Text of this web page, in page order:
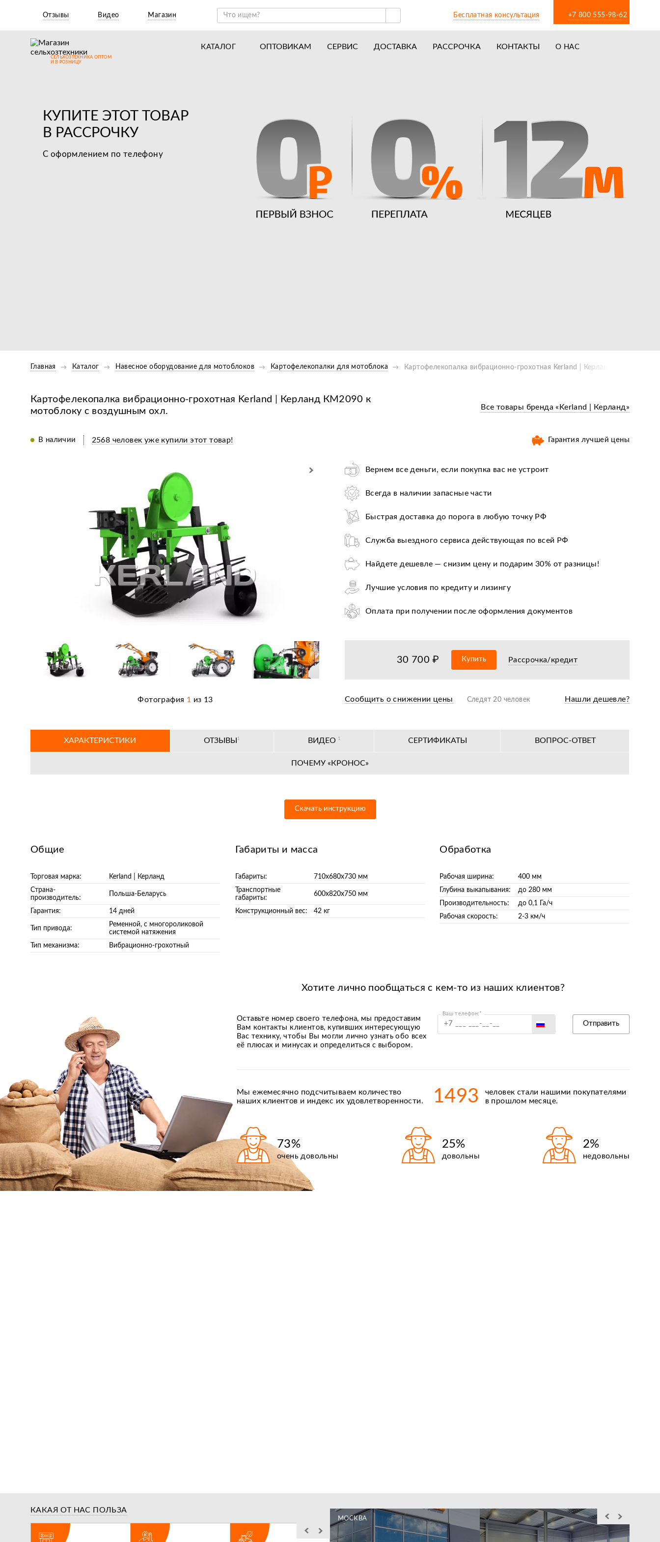
Отзывы Видео Магазин Бесплатная консультация +7 800 555-98-62
СЕЛЬХОЗТЕХНИКА ОПТОМ
И В РОЗНИЦУ
КАТАЛОГ
Навесное оборудование для мотоблоков
ОПТОВИКАМ СЕРВИС ДОСТАВКА РАССРОЧКА КОНТАКТЫ
О НАС
Новости
Отзывы
Вакансии
Гарантия лучшей цены
КУПИТЕ ЭТОТ ТОВАР
В РАССРОЧКУ
С оформлением по телефону
Главная Каталог Навесное оборудование для мотоблоков Картофелекопалки для мотоблока Картофелекопалка вибрационно-грохотная Kerland | Керланд КМ2090 к
Картофелекопалка вибрационно-грохотная Kerland | Керланд КМ2090 к
мотоблоку с воздушным охл.
Все товары бренда «Kerland | Керланд»
В наличии 2568 человек уже купили этот товар! Гарантия лучшей цены
Фотография 1 из 13
Вернем все деньги, если покупка вас не устроит
Всегда в наличии запасные части
Быстрая доставка до порога в любую точку РФ
Служба выездного сервиса действующая по всей РФ
Найдете дешевле — снизим цену и подарим 30% от разницы!
Лучшие условия по кредиту и лизингу
Оплата при получении после оформления документов
36+ авторизированных сервисных центров по всей РФ
30 700 ₽ Купить Рассрочка/кредит
Сообщить о снижении цены Следят 20 человек Нашли дешевле?
ХАРАКТЕРИСТИКИ ОТЗЫВЫ 1 ВИДЕО 1 СЕРТИФИКАТЫ ВОПРОС-ОТВЕТ
ПОЧЕМУ «КРОНОС»
Скачать инструкцию
Общие
Торговая марка:
Kerland | Керланд
Страна-
производитель:
Польша-Беларусь
Гарантия: 14 дней
Тип привода:
Ременной, с многороликовой
системой натяжения
Тип механизма:
Вибрационно-грохотный
Габариты и масса
Габариты:
710х680х730 мм
Транспортные
габариты:
600х820х750 мм
Конструкционный вес: 42 кг
Обработка
Рабочая ширина:
400 мм
Глубина выкапывания:
до 280 мм
Производительность:
до 0,1 Га/ч
Рабочая скорость:
2-3 км/ч
Хотите лично пообщаться с кем-то из наших клиентов?
Оставьте номер своего телефона, мы предоставим
Вам контакты клиентов, купивших интересующую
Вас технику, чтобы Вы могли лично узнать обо всех
её плюсах и минусах и определиться с выбором.
Ваш телефон:*
Киргизия
Отправить
Мы ежемесячно подсчитываем количество
наших клиентов и индекс их удовлетворенности.
1493
человек стали нашими покупателями
в прошлом месяце.
73%
очень довольны
25%
довольны
2%
недовольны
КАКАЯ ОТ НАС ПОЛЬЗА
МОСКВА